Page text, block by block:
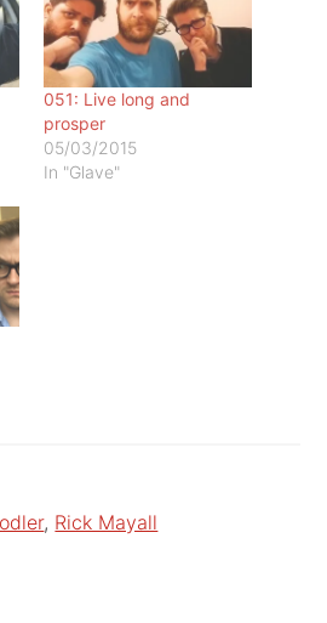
051: Live long and
prosper
05/03/2015
In "Glave"
, Rick Mayall